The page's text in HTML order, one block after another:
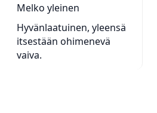
Melko yleinen
Hyvänlaatuinen, yleensä
itsestään ohimenevä
vaiva.